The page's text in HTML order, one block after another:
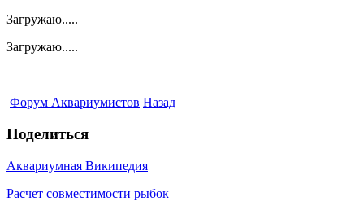
Загружаю.....
Загружаю.....
Форум Аквариумистов Назад
Поделиться
Аквариумная Википедия
Расчет совместимости рыбок